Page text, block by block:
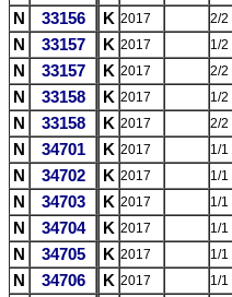
N 33156 K 2017 2/2
N 33157 K 2017 1/2
N 33157 K 2017 2/2
N 33158 K 2017 1/2
N 33158 K 2017 2/2
N 34701 K 2017 1/1
N 34702 K 2017 1/1
N 34703 K 2017 1/1
N 34704 K 2017 1/1
N 34705 K 2017 1/1
N 34706 K 2017 1/1